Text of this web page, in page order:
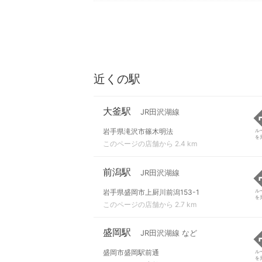
近くの駅
大釜駅 JR田沢湖線
岩手県滝沢市篠木明法
このページの店舗から 2.4 km
ル
を
前潟駅 JR田沢湖線
岩手県盛岡市上厨川前潟153-1
このページの店舗から 2.7 km
ル
を
盛岡駅 JR田沢湖線 など
盛岡市盛岡駅前通
ル
を